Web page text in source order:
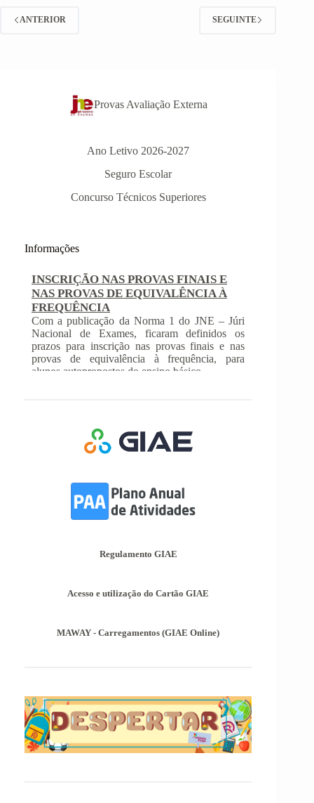
ANTERIOR SEGUINTE
Provas Avaliação Externa
Ano Letivo 2026-2027
Seguro Escolar
Concurso Técnicos Superiores
Informações
INSCRIÇÃO NAS PROVAS FINAIS E
FREQUÊNCIA
Com a publicação da Norma 1 do JNE – Júri
Nacional de Exames, ficaram definidos os
prazos para inscrição nas provas finais e nas
provas de equivalência à frequência, para
alunos autopropostos do ensino básico.
Afixação das Pautas de Avaliação dos 2º
3º Período dos 2º e 3º Ciclos do Ensino Básico.
Encontram-se publicadas as Informações-Prova
das Provas de Equivalência à Frequência (PEF),
as mesmas podem ser consultadas no separador
INSCRIÇÃO NAS PROVAS FINAIS E
Com a publicação da Norma 1 do JNE – Júri
provas de equivalência à frequência, para
Regulamento GIAE
Acesso e utilização do Cartão GIAE
MAWAY - Carregamentos (GIAE Online)